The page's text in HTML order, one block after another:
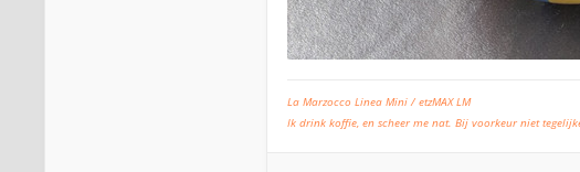
La Marzocco Linea Mini / etzMAX LM
Ik drink koffie, en scheer me nat. Bij voorkeur niet